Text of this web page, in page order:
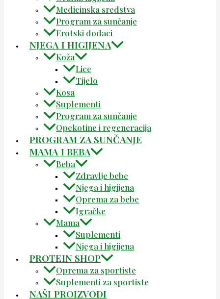
Medicinska sredstva
Program za sunčanje
Erotski dodaci
NJEGA I HIGIJENA
Koža
Lice
Tijelo
Kosa
Suplementi
Program za sunčanje
Opekotine i regeneracija
PROGRAM ZA SUNČANJE
MAMA I BEBA
Beba
Zdravlje bebe
Njega i higijena
Oprema za bebe
Igračke
Mama
Suplementi
Njega i higijena
PROTEIN SHOP
Oprema za sportiste
Suplementi za sportiste
NAŠI PROIZVODI